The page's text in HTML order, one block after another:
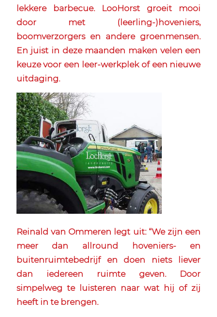
lekkere barbecue. LooHorst groeit mooi
door met (leerling-)hoveniers,
boomverzorgers en andere groenmensen.
En juist in deze maanden maken velen een
keuze voor een leer-werkplek of een nieuwe
uitdaging.
Reinald van Ommeren legt uit: “We zijn een
meer dan allround hoveniers- en
buitenruimtebedrijf en doen niets liever
dan iedereen ruimte geven. Door
simpelweg te luisteren naar wat hij of zij
heeft in te brengen.